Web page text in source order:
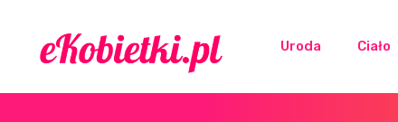
Uroda Ciało